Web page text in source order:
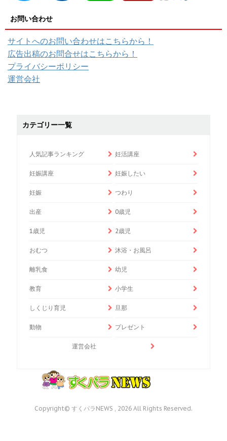
お問い合わせ
サイトへのお問い合わせはこちらから！
広告出稿のお問合せはこちらから！
プライバシーポリシー
運営会社
カテゴリー一覧
人気記事ランキング 妊活講座
妊娠講座 妊娠したい
妊娠 つわり
出産 0歳児
1歳児 2歳児
おむつ 沐浴・お風呂
離乳食 幼児
教育 小学生
しくじり育児 旦那
動物 プレゼント
運営会社
Copyright© すくパラNEWS , 2026 All Rights Reserved.